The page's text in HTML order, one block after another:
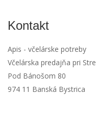
Kontakt
Apis - včelárske potreby
Včelárska predajňa pri
Pod Bánošom 80
974 11 Banská Bystrica